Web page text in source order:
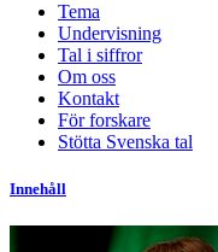
Tema
Undervisning
Tal i siffror
Om oss
Kontakt
För forskare
Stötta Svenska tal
Innehåll